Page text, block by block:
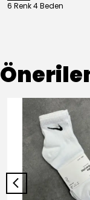
6 Renk 4 Beden